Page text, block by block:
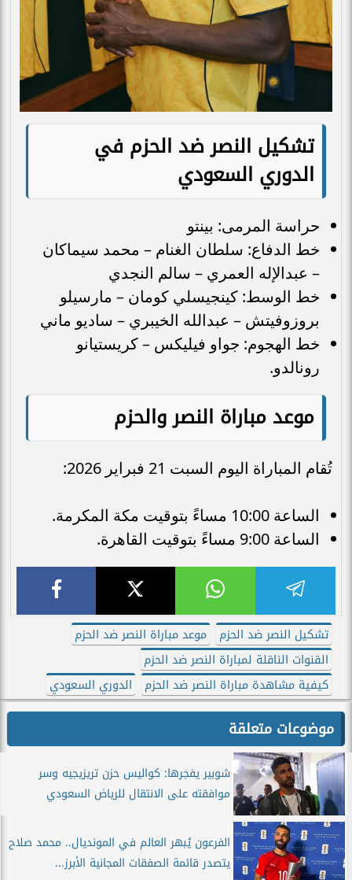
تشكيل النصر ضد الحزم في
الدوري السعودي
حراسة المرمى: بينتو
خط الدفاع: سلطان الغنام – محمد سيماكان
– عبدالإله العمري – سالم النجدي
خط الوسط: كينجيسلي كومان – مارسيلو
بروزوفيتش – عبدالله الخيبري – ساديو ماني
خط الهجوم: جواو فيليكس – كريستيانو
رونالدو.
موعد مباراة النصر والحزم
تُقام المباراة اليوم السبت 21 فبراير 2026:
الساعة 10:00 مساءً بتوقيت مكة المكرمة.
الساعة 9:00 مساءً بتوقيت القاهرة.
تشكيل النصر ضد الحزم
موعد مباراة النصر ضد الحزم
القنوات الناقلة لمباراة النصر ضد الحزم
كيفية مشاهدة مباراة النصر ضد الحزم
الدوري السعودي
موضوعات متعلقة
شوبير يفجرها: كواليس حزن تريزيجيه وسر
موافقته على الانتقال للرياض السعودي
الفرعون يُبهر العالم في المونديال.. محمد صلاح
يتصدر قائمة الصفقات المجانية الأبرز...